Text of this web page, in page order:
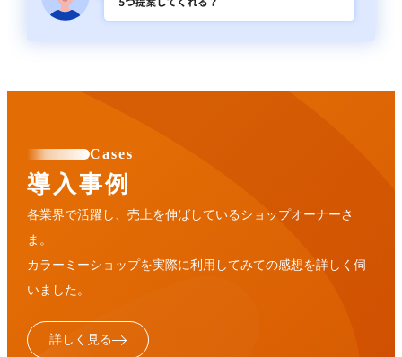
Cases
導入事例
各業界で活躍し、売上を伸ばしているショップオーナーさ
ま。
カラーミーショップを実際に利用してみての感想を詳しく伺
いました。
詳しく見る